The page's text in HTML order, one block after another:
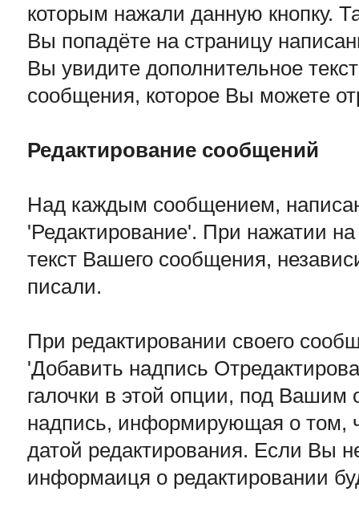
которым нажали данную кнопку.
Вы попадёте на страницу
Вы увидите дополнительное
сообщения, которое Вы можете
Редактирование сообщений
Над каждым сообщением,
'Редактирование'. При нажатии на
текст Вашего сообщения,
писали.
При редактировании своего
'Добавить надпись
галочки в этой опции, под
надпись, информирующая о том,
датой редактирования. Если Вы
информаиця о редактировании